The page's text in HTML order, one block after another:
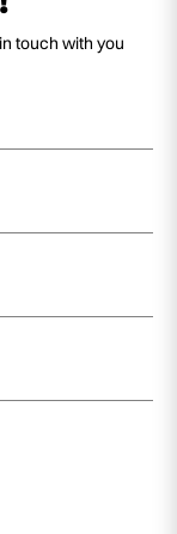
touch with you